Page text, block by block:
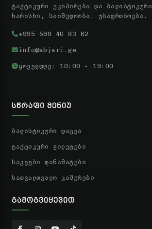
ტაქტიკური ეკიპირება და
ხარისხი, საიმედოობა, უსაფრთხოება.
+995 599 40 83 62
info@abjari.ge
ყოველდღე: 10:00 - 19:00
ᲡᲬᲠᲐᲤᲘ ᲛᲔᲜᲘᲣ
ბალისტიკური დაცვა
ტაქტიკური ჟილეტები
საკვები დანამატები
სათვალთვალო კამერები
ᲒᲐᲛᲝᲒᲕᲘᲧᲔᲕᲘᲗ